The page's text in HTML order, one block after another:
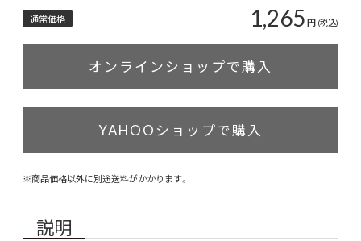
通常価格 1,265円 (税込)
オンラインショップで購入
YAHOOショップで購入
※商品価格以外に別途送料がかかります。
説明